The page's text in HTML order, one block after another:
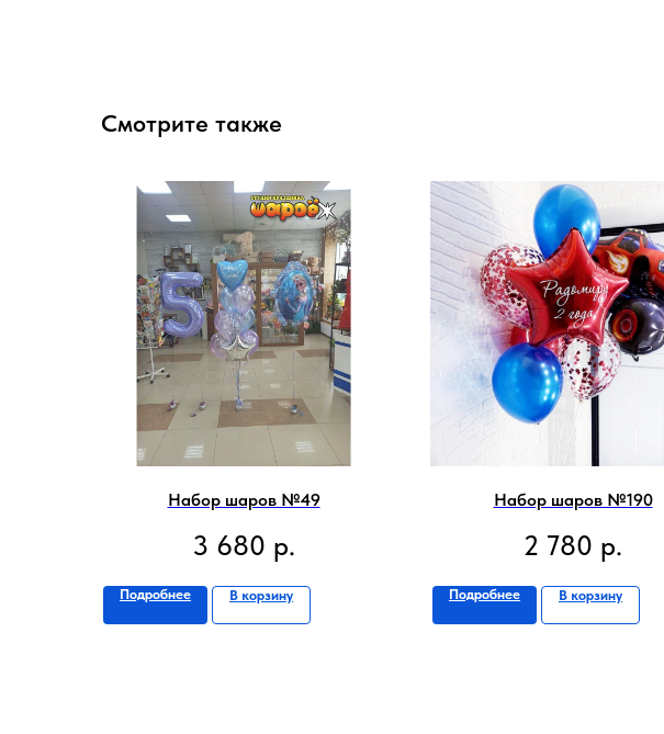
Смотрите также
Набор шаров №49
3 680 р.
Подробнее В корзину
Набор шаров №190
2 780 р.
Подробнее В корзину